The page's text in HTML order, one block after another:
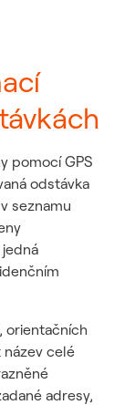
pomocí GPS
odstávka
seznamu
orientačních
celé
adresy,